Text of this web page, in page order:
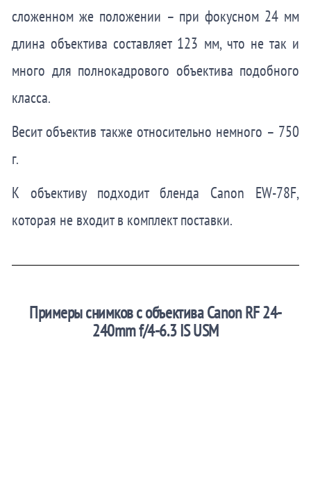
сложенном же положении – при фокусном 24 мм
длина объектива составляет 123 мм, что не так и
много для полнокадрового объектива подобного
класса.
Весит объектив также относительно немного – 750
г.
К объективу подходит бленда Canon EW-78F,
которая не входит в комплект поставки.
Примеры снимков с объектива Canon RF 24-
240mm f/4-6.3 IS USM